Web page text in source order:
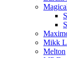
Mikk
Melton